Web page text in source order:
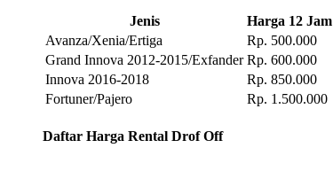
Jenis Harga 12 Jam
Avanza/Xenia/Ertiga
Rp. 500.000
Grand Innova 2012-2015/Exfander Rp. 600.000
Innova 2016-2018
Rp. 850.000
Fortuner/Pajero
Rp. 1.500.000
Daftar Harga Rental Drof Off